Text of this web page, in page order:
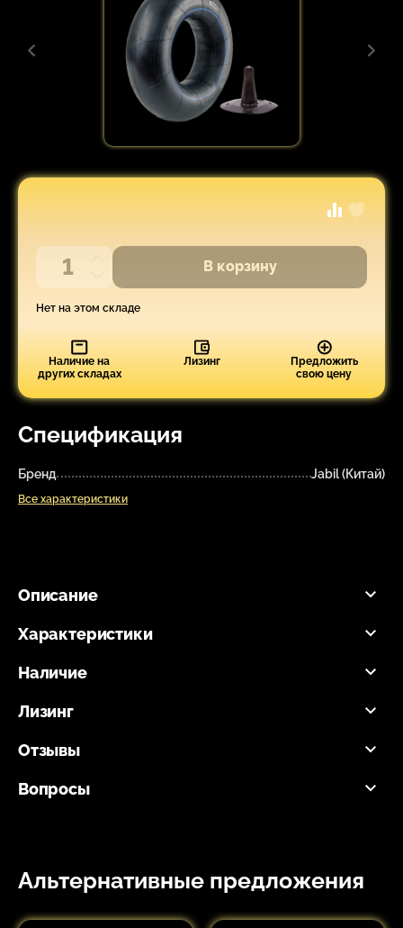
Спецификация
Бренд Jabil (Китай)
Все характеристики
В корзину
Нет на этом складе
Наличие на
других складах
Лизинг
Предложить
свою цену
Описание
Характеристики
Наличие
Лизинг
Отзывы
Вопросы
Альтернативные предложения